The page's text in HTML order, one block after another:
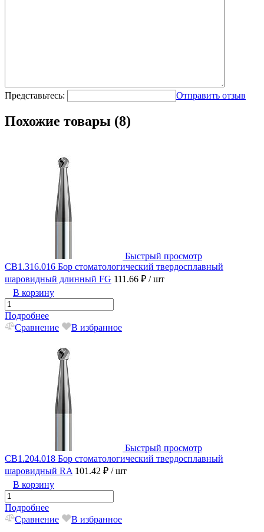
Представьтесь: Отправить отзыв
Похожие товары (8)
Быстрый просмотр
CB1.316.016 Бор стоматологический твердосплавный
шаровидный длинный FG 111.66 ₽ / шт
В корзину
Подробнее
Сравнение
В избранное
Быстрый просмотр
CB1.204.018 Бор стоматологический твердосплавный
шаровидный RA 101.42 ₽ / шт
В корзину
Подробнее
Сравнение
В избранное